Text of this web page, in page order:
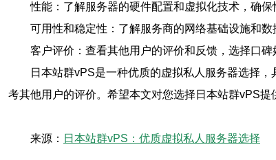
性能：了解服务器的硬件配置和虚拟化技术，确保
可用性和稳定性：了解服务商的网络基础设施和数
客户评价：查看其他用户的评价和反馈，选择口碑
日本站群vPS是一种优质的虚拟私人服务器选择
考其他用户的评价。希望本文对您选择日本站群vPS提
来源： 日本站群vPS：优质虚拟私人服务器选择